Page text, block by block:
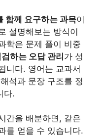
함께 요구하는 과목이
설명해보는 방식이
학은 문제 풀이 비중
하는 오답 관리가 성
니다. 영어는 교과서
석과 문장 구조를 정
다.
간을 배분하면, 같은
를 얻을 수 있습니다.